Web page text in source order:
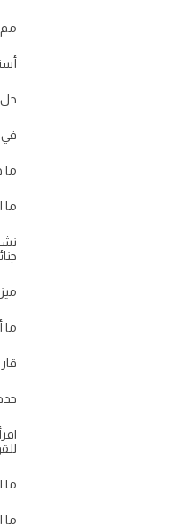
مم
حل
في
ما
ما
ما
ما
ما